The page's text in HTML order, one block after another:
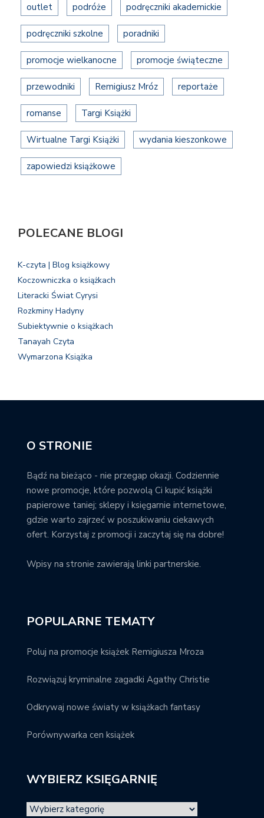
outlet podróże podręczniki akademickie
podręczniki szkolne poradniki
promocje wielkanocne promocje świąteczne
przewodniki Remigiusz Mróz reportaże
romanse Targi Książki
Wirtualne Targi Książki wydania kieszonkowe
zapowiedzi książkowe
POLECANE BLOGI
K-czyta | Blog książkowy
Koczowniczka o książkach
Literacki Świat Cyrysi
Rozkminy Hadyny
Subiektywnie o książkach
Tanayah Czyta
Wymarzona Książka
O STRONIE
Bądź na bieżąco - nie przegap okazji. Codziennie
nowe promocje, które pozwolą Ci kupić książki
papierowe taniej; sklepy i księgarnie internetowe,
gdzie warto zajrzeć w poszukiwaniu ciekawych
ofert. Korzystaj z promocji i zaczytaj się na dobre!
Wpisy na stronie zawierają linki partnerskie.
POPULARNE TEMATY
Poluj na promocje książek Remigiusza Mroza
Rozwiązuj kryminalne zagadki Agathy Christie
Odkrywaj nowe światy w książkach fantasy
Porównywarka cen książek
WYBIERZ KSIĘGARNIĘ